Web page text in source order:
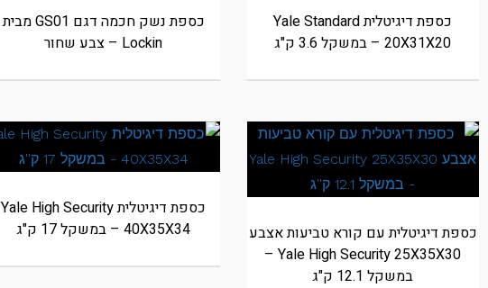
כספת דיגיטלית Yale Standard
20X31X20 – במשקל 3.6 ק"ג
כספת נשק חכמה דגם GS01 מבית
Lockin – צבע שחור
כספת דיגיטלית עם קורא טביעות אצבע
Yale High Security 25X35X30 –
במשקל 12.1 ק"ג
כספת דיגיטלית Yale High Security
40X35X34 – במשקל 17 ק"ג